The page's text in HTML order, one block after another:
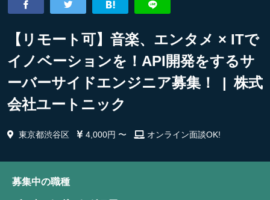
【リモート可】音楽、エンタメ × ITで
イノベーションを！API開発をするサ
ーバーサイドエンジニア募集！ | 株式
会社ユートニック
東京都渋谷区 4,000円 〜 オンライン面談OK!
募集中の職種